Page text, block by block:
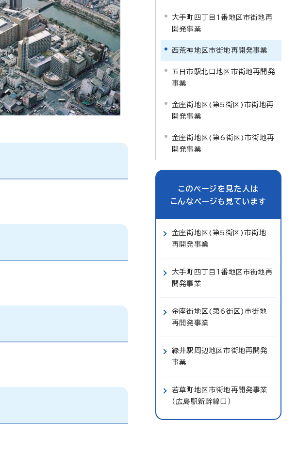
大手町四丁目1番地区市街地再
開発事業
西荒神地区市街地再開発事業
五日市駅北口地区市街地再開発
事業
金座街地区(第5街区)市街地再
開発事業
金座街地区(第6街区)市街地再
開発事業
このページを見た人は
こんなページも見ています
金座街地区(第5街区)市街地
再開発事業
大手町四丁目1番地区市街地再
開発事業
金座街地区(第6街区)市街地
再開発事業
緑井駅周辺地区市街地再開発
事業
若草町地区市街地再開発事業
（広島駅新幹線口）